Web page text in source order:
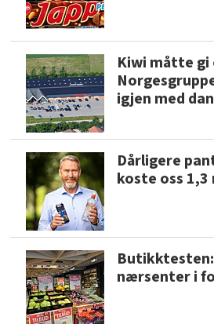
Kiwi måtte gi
igjen med
Dårligere
koste oss
nærsenter i